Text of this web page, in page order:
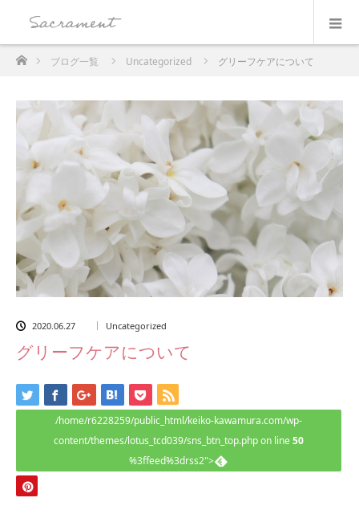
ホームブログ一覧 Uncategorized グリーフケアについて
2020.06.27 Uncategorized
グリーフケアについて
/home/r6228259/public_html/keiko-kawamura.com/wp-
content/themes/lotus_tcd039/sns_btn_top.php on line50
%3ffeed%3drss2">